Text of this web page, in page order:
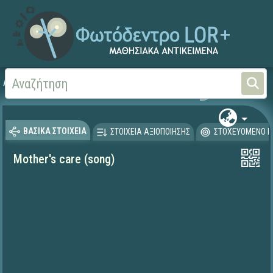
Αρχική Ξένες Γλώσσες -
ΒΑΣΙΚΑ ΣΤΟΙΧΕΙΑ ΣΤΟΙΧΕΙΑ ΑΞΙΟΠΟΙΗΣΗΣ ΣΤΟΧΕΥΟΜΕΝΟ
Mother's care (song)